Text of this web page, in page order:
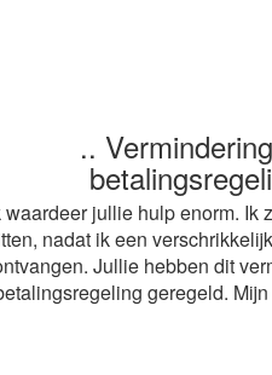
..
waardeer jullie hulp enorm. Ik
nadat ik een
Jullie hebben dit
geregeld. Mijn
.. Snelle
“ Heel erg bedankt voor de
aangifte. Op advies van mijn
gemaakt van jullie
mag volgend jaar weer